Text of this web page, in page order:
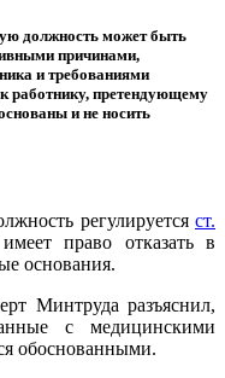
должность может быть
причинами,
и требованиями
работнику, претендующему
и не носить
регулируется ст.
право отказать в
основания.
Минтруда разъяснил,
с медицинскими
обоснованными.